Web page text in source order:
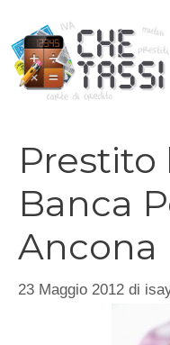
contenuto
Prestito
Banca
Ancona
23 Maggio 2012 di